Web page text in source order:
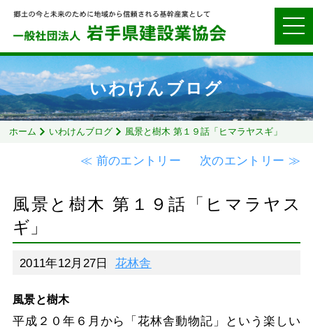
いわけんブログ
ホーム いわけんブログ 風景と樹木 第１９話「ヒマラヤスギ」
≪ 前のエントリー 次のエントリー ≫
風景と樹木 第１９話「ヒマラヤス
ギ」
2011年12月27日 花林舎
風景と樹木
平成２０年６月から「花林舎動物記」という楽しい